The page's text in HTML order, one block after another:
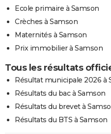
Ecole primaire à Samson
Crèches à Samson
Maternités à Samson
Prix immobilier à Samson
Tous les résultats
Résultat municipale 2026 à
Résultats du bac à Samson
Résultats du brevet à
Résultats du BTS à Samson